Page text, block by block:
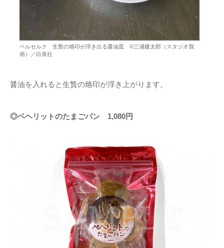
ベルセルク 生贄の烙印が浮き出る醤油皿 ©三浦建太郎（スタジオ我
画）／白泉社
醤油を入れると生贄の烙印が浮き上がります。
◎ベヘリットのたまごパン 1,080円